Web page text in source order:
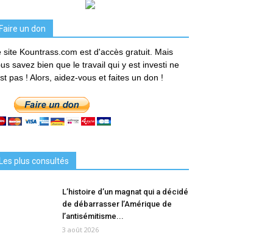
Faire un don
site Kountrass.com est d'accès gratuit. Mais
savez bien que le travail qui y est investi ne
pas ! Alors, aidez-vous et faites un don !
Les plus consultés
L’histoire d’un magnat qui a décidé
de débarrasser l’Amérique de
l’antisémitisme...
3 août 2026